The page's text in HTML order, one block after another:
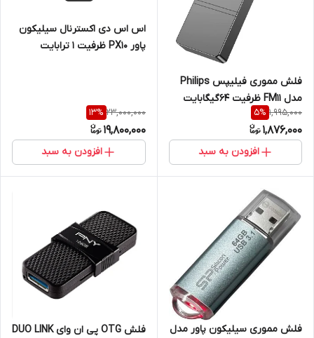
فلش مموری فیلیپس Philips
مدل FM11 ظرفیت 64گیگابایت
USB 3.2
1,995,000
5%
1,876,000
افزودن به سبد
اس اس دی اکسترنال سیلیکون
پاور PX10 ظرفیت 1 ترابایت
23,000,000
13%
19,800,000
افزودن به سبد
فلش مموری سیلیکون پاور مدل
فلش OTG پی ان وای DUO LINK